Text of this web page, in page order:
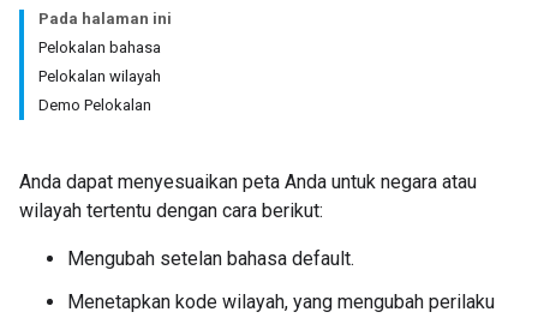
Pada halaman ini
Pelokalan bahasa
Pelokalan wilayah
Demo Pelokalan
Anda dapat menyesuaikan peta Anda untuk negara atau
wilayah tertentu dengan cara berikut:
Mengubah setelan bahasa default.
Menetapkan kode wilayah, yang mengubah perilaku